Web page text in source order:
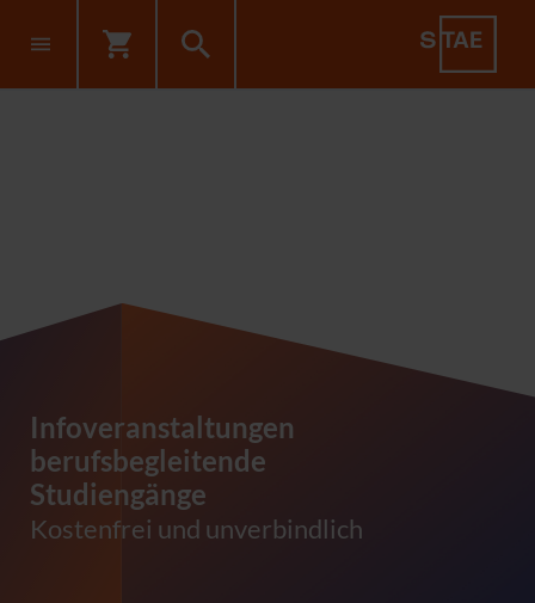
Infoveranstaltungen
berufsbegleitende
Studiengänge
Kostenfrei und unverbindlich